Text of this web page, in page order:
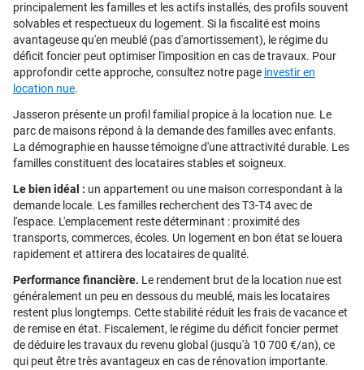
principalement les familles et les actifs installés, des profils souvent
solvables et respectueux du logement. Si la fiscalité est moins
avantageuse qu'en meublé (pas d'amortissement), le régime du
déficit foncier peut optimiser l'imposition en cas de travaux. Pour
approfondir cette approche, consultez notre page investir en
location nue.
Jasseron présente un profil familial propice à la location nue. Le
parc de maisons répond à la demande des familles avec enfants.
La démographie en hausse témoigne d'une attractivité durable. Les
familles constituent des locataires stables et soigneux.
Le bien idéal : un appartement ou une maison correspondant à la
demande locale. Les familles recherchent des T3-T4 avec de
l'espace. L'emplacement reste déterminant : proximité des
transports, commerces, écoles. Un logement en bon état se louera
rapidement et attirera des locataires de qualité.
Performance financière. Le rendement brut de la location nue est
généralement un peu en dessous du meublé, mais les locataires
restent plus longtemps. Cette stabilité réduit les frais de vacance et
de remise en état. Fiscalement, le régime du déficit foncier permet
de déduire les travaux du revenu global (jusqu'à 10 700 €/an), ce
qui peut être très avantageux en cas de rénovation importante.